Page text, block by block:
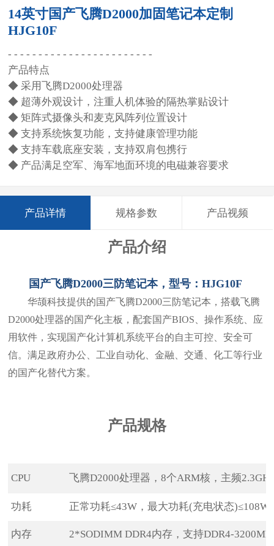
14英寸国产飞腾D2000加固笔记本定制
HJG10F
- - - - - - - - - - - - - - - - - - - - - - - -
产品特点
◆ 采用飞腾D2000处理器
◆ 超薄外观设计，注重人机体验的隔热掌贴设计
◆ 矩阵式摄像头和麦克风阵列位置设计
◆ 支持系统恢复功能，支持健康管理功能
◆ 支持车载底座安装，支持双肩包携行
◆ 产品满足空军、海军地面环境的电磁兼容要求
产品详情 规格参数 产品视频
产品介绍
国产飞腾D2000三防笔记本，型号：HJG10F
华颉科技提供的国产飞腾D2000三防笔记本，搭载飞腾
D2000处理器的国产化主板，配套国产BIOS、操作系统、应
用软件，实现国产化计算机系统平台的自主可控、安全可
信。满足政府办公、工业自动化、金融、交通、化工等行业
的国产化替代方案。
产品规格
CPU 飞腾D2000处理器，8个ARM核，主频
功耗 正常功耗≤43W，最大功耗(充电状态
内存 2*SODIMM DDR4内存，支持DDR4-